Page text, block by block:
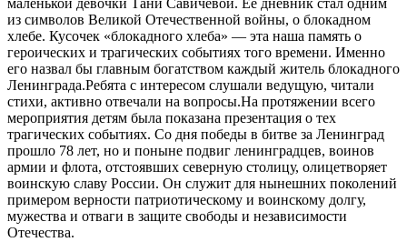
маленькой девочки Тани Савичевой. Её дневник стал одним
из символов Великой Отечественной войны, о блокадном
хлебе. Кусочек «блокадного хлеба» — эта наша память о
героических и трагических событиях того времени. Именно
его назвал бы главным богатством каждый житель блокадного
Ленинграда.Ребята с интересом слушали ведущую, читали
стихи, активно отвечали на вопросы.На протяжении всего
мероприятия детям была показана презентация о тех
трагических событиях. Со дня победы в битве за Ленинград
прошло 78 лет, но и поныне подвиг ленинградцев, воинов
армии и флота, отстоявших северную столицу, олицетворяет
воинскую славу России. Он служит для нынешних поколений
примером верности патриотическому и воинскому долгу,
мужества и отваги в защите свободы и независимости
Отечества.